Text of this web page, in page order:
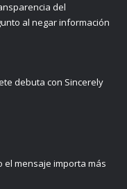
del
al negar información
debuta con Sincerely
el mensaje importa más